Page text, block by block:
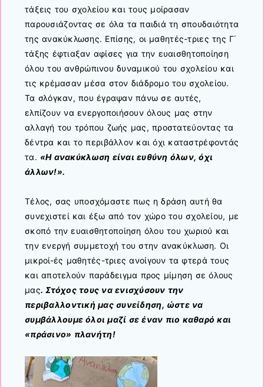
τάξεις του σχολείου και τους μοίρασαν
παρουσιάζοντας σε όλα τα παιδιά τη σπουδαιότητα
της ανακύκλωσης. Επίσης, οι μαθητές-τριες της Γ΄
τάξης έφτιαξαν αφίσες για την ευαισθητοποίηση
όλου του ανθρώπινου δυναμικού του σχολείου και
τις κρέμασαν μέσα στον διάδρομο του σχολείου.
Τα σλόγκαν, που έγραψαν πάνω σε αυτές,
ελπίζουν να ενεργοποιήσουν όλους μας στην
αλλαγή του τρόπου ζωής μας, προστατεύοντας τα
δέντρα και το περιβάλλον και όχι καταστρέφοντάς
τα. «Η ανακύκλωση είναι ευθύνη όλων, όχι
άλλων!».
Τέλος, σας υποσχόμαστε πως η δράση αυτή θα
συνεχιστεί και έξω από τον χώρο του σχολείου, με
σκοπό την ευαισθητοποίηση όλου του χωριού και
την ενεργή συμμετοχή του στην ανακύκλωση. Οι
μικροί-ές μαθητές-τριες ανοίγουν τα φτερά τους
και αποτελούν παράδειγμα προς μίμηση σε όλους
μας. Στόχος τους να ενισχύσουν την
περιβαλλοντική μας συνείδηση, ώστε να
συμβάλλουμε όλοι μαζί σε έναν πιο καθαρό και
«πράσινο» πλανήτη!